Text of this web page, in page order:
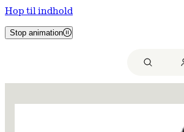
Hop til indhold
Stop animation